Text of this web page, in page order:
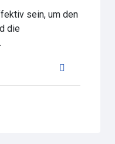
sein, um den
die